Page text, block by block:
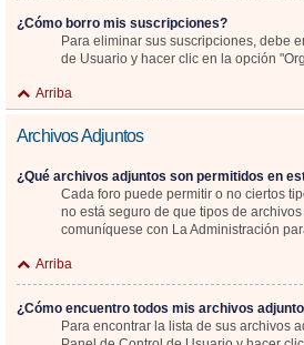
¿Cómo borro mis suscripciones?
Para eliminar sus suscripciones, debe
de Usuario y hacer clic en la opción
Arriba
Archivos Adjuntos
¿Qué archivos adjuntos son permitidos en
Cada foro puede permitir o no ciertos
no está seguro de que tipos de
comuníquese con La Administración
Arriba
¿Cómo encuentro todos mis archivos
Para encontrar la lista de sus archivos